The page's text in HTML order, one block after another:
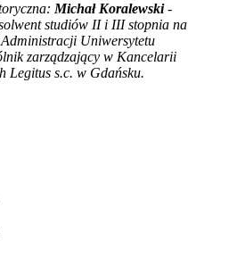
Michał Koralewski-
studiów II i III stopnia na
Uniwersytetu
zarządzający w Kancelarii
Legitus s.c. w Gdańsku.